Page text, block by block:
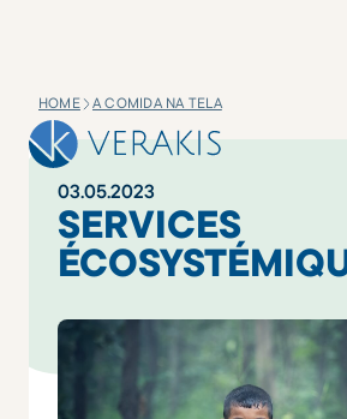
HOME A COMIDA NA TELA
03.05.2023
SERVICES